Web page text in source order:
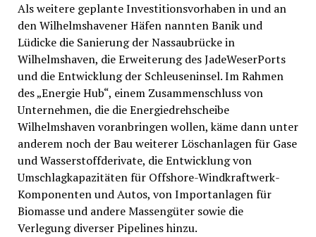
Als weitere geplante Investitionsvorhaben in und an
den Wilhelmshavener Häfen nannten Banik und
Lüdicke die Sanierung der Nassaubrücke in
Wilhelmshaven, die Erweiterung des JadeWeserPorts
und die Entwicklung der Schleuseninsel. Im Rahmen
des „Energie Hub“, einem Zusammenschluss von
Unternehmen, die die Energiedrehscheibe
Wilhelmshaven voranbringen wollen, käme dann unter
anderem noch der Bau weiterer Löschanlagen für Gase
und Wasserstoffderivate, die Entwicklung von
Umschlagkapazitäten für Offshore-Windkraftwerk-
Komponenten und Autos, von Importanlagen für
Biomasse und andere Massengüter sowie die
Verlegung diverser Pipelines hinzu.